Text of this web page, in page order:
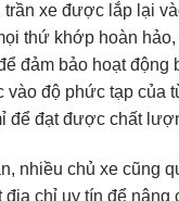
trần xe được lắp lại
thứ khớp hoàn
đảm bảo hoạt động
vào độ phức tạp
để đạt được chất
nhiều chủ xe cũng
địa chỉ uy tín để